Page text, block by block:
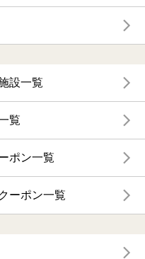
設一覧
覧
ポン一覧
ーポン一覧